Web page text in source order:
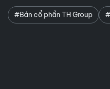
#Bán cổ phần TH Group